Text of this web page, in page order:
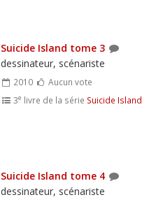
Suicide Island tome 3
dessinateur, scénariste
2010
Aucun vote
3e livre de la série Suicide Island
Suicide Island tome 4
dessinateur, scénariste